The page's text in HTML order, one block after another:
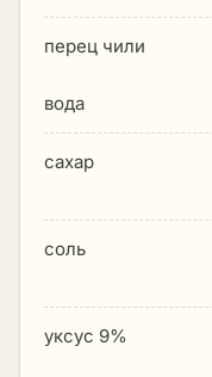
перец чили
вода
сахар
соль
уксус 9%